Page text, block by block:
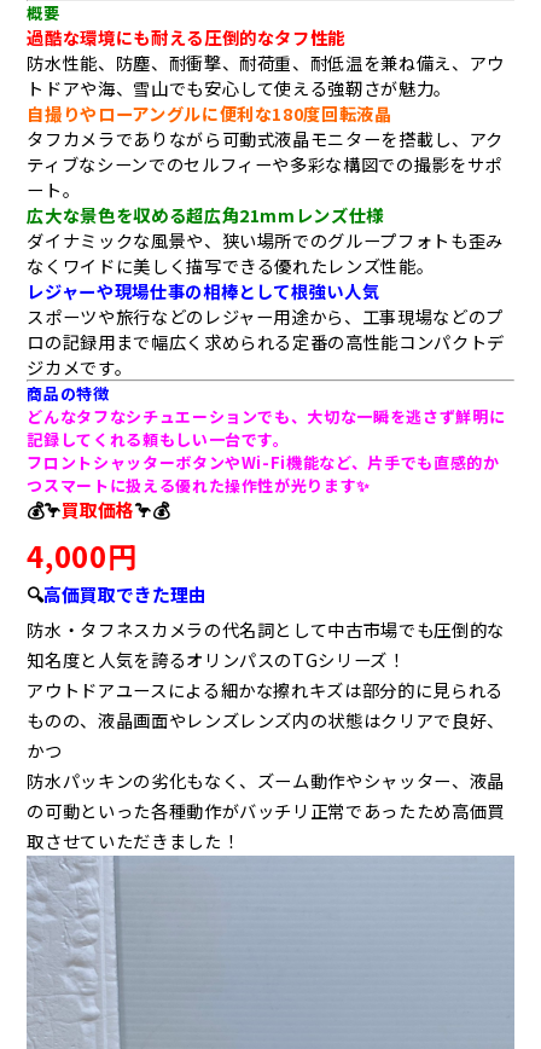
概要
過酷な環境にも耐える圧倒的なタフ性能
防水性能、防塵、耐衝撃、耐荷重、耐低温を兼ね備え、アウ
トドアや海、雪山でも安心して使える強靭さが魅力。
自撮りやローアングルに便利な180度回転液晶
タフカメラでありながら可動式液晶モニターを搭載し、アク
ティブなシーンでのセルフィーや多彩な構図での撮影をサポ
ート。
広大な景色を収める超広角21mmレンズ仕様
ダイナミックな風景や、狭い場所でのグループフォトも歪み
なくワイドに美しく描写できる優れたレンズ性能。
レジャーや現場仕事の相棒として根強い人気
スポーツや旅行などのレジャー用途から、工事現場などのプ
ロの記録用まで幅広く求められる定番の高性能コンパクトデ
ジカメです。
商品の特徴
どんなタフなシチュエーションでも、大切な一瞬を逃さず鮮明に
記録してくれる頼もしい一台です。
フロントシャッターボタンやWi-Fi機能など、片手でも直感的か
つスマートに扱える優れた操作性が光ります✨
💰🦩買取価格🦩💰
4,000円
🔍高価買取できた理由
防水・タフネスカメラの代名詞として中古市場でも圧倒的な
知名度と人気を誇るオリンパスのTGシリーズ！
アウトドアユースによる細かな擦れキズは部分的に見られる
ものの、液晶画面やレンズレンズ内の状態はクリアで良好、
かつ
防水パッキンの劣化もなく、ズーム動作やシャッター、液晶
の可動といった各種動作がバッチリ正常であったため高価買
取させていただきました！